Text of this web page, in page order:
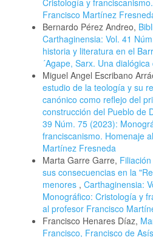
Francisco Martínez
Bernardo Pérez Andreo,
Carthaginensia: Vol. 41
historia y literatura en el
´Agape, Sarx. Una dialógica
Miguel Angel Escribano
estudio de la teología y su
canónico como reflejo del
construcción del Pueblo de
39 Núm. 75 (2023):
franciscanismo. Homenaje
Martínez Fresneda
Marta Garre Garre,
sus consecuencias en la
menores , Carthaginensia:
Monográfico: Cristología y
al profesor Francisco
Francisco Henares Díaz,
Francisco, Francisco de